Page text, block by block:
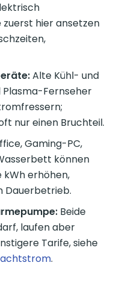
hier ansetzen
Alte Kühl- und
Fernseher
nur einen Bruchteil.
Gaming-PC,
können
erhöhen,
Dauerbetrieb.
Beide
laufen aber
Tarife, siehe
.